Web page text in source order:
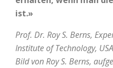
ist.»
Prof. Dr. Roy S. Berns,
Institute of Technology, USA
Bild von Roy S. Berns,